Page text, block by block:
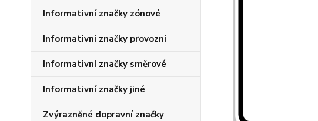
Informativní značky zónové
Informativní značky provozní
Informativní značky směrové
Informativní značky jiné
Zvýrazněné dopravní značky